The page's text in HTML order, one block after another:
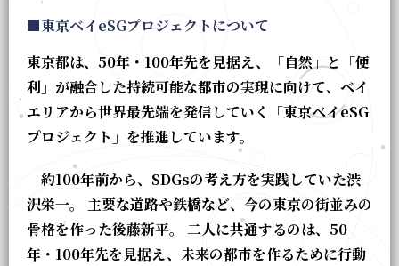
■東京ベイeSGプロジェクトについて
東京都は、50年・100年先を見据え、「自然」と「便
利」が融合した持続可能な都市の実現に向けて、ベイ
エリアから世界最先端を発信していく「東京ベイeSG
プロジェクト」を推進しています。
約100年前から、SDGsの考え方を実践していた渋
沢栄一。 主要な道路や鉄橋など、今の東京の街並みの
骨格を作った後藤新平。 二人に共通するのは、50
年・100年先を見据え、未来の都市を作るために行動